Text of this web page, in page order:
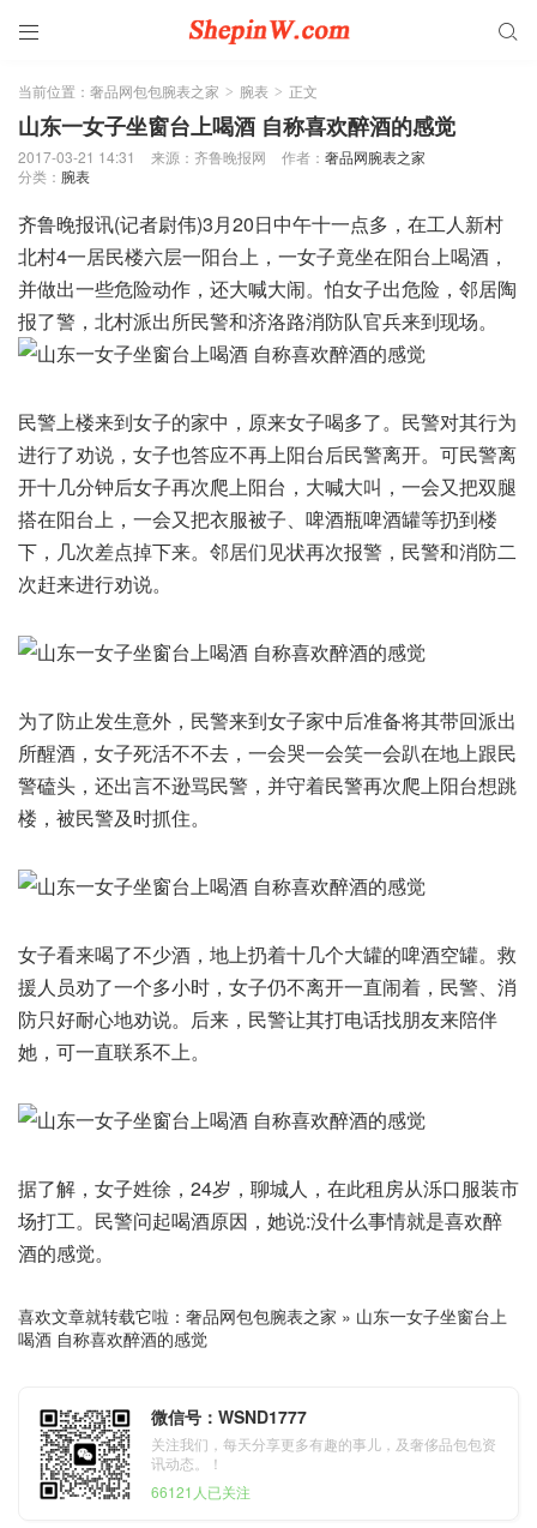
 
当前位置： 奢品网包包腕表之家 > 腕表 > 正文
山东一女子坐窗台上喝酒 自称喜欢醉酒的感觉
2017-03-21 14:31 来源：齐鲁晚报网 作者： 奢品网腕表之家
分类： 腕表
齐鲁晚报讯(记者尉伟)3月20日中午十一点多，在工人新村
北村4一居民楼六层一阳台上，一女子竟坐在阳台上喝酒，
并做出一些危险动作，还大喊大闹。怕女子出危险，邻居陶
报了警，北村派出所民警和济洛路消防队官兵来到现场。
民警上楼来到女子的家中，原来女子喝多了。民警对其行为
进行了劝说，女子也答应不再上阳台后民警离开。可民警离
开十几分钟后女子再次爬上阳台，大喊大叫，一会又把双腿
搭在阳台上，一会又把衣服被子、啤酒瓶啤酒罐等扔到楼
下，几次差点掉下来。邻居们见状再次报警，民警和消防二
次赶来进行劝说。
为了防止发生意外，民警来到女子家中后准备将其带回派出
所醒酒，女子死活不不去，一会哭一会笑一会趴在地上跟民
警磕头，还出言不逊骂民警，并守着民警再次爬上阳台想跳
楼，被民警及时抓住。
女子看来喝了不少酒，地上扔着十几个大罐的啤酒空罐。救
援人员劝了一个多小时，女子仍不离开一直闹着，民警、消
防只好耐心地劝说。后来，民警让其打电话找朋友来陪伴
她，可一直联系不上。
据了解，女子姓徐，24岁，聊城人，在此租房从泺口服装市
场打工。民警问起喝酒原因，她说:没什么事情就是喜欢醉
酒的感觉。
喜欢文章就转载它啦： 奢品网包包腕表之家 » 山东一女子坐窗台上
喝酒 自称喜欢醉酒的感觉
微信号：WSND1777
关注我们，每天分享更多有趣的事儿，及奢侈品包包资
讯动态。！
66121人已关注